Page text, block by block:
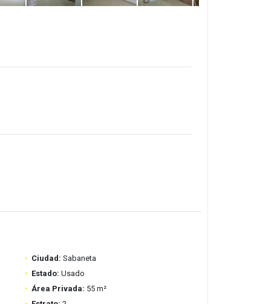
Ciudad: Sabaneta
Estado: Usado
Área Privada: 55 m²